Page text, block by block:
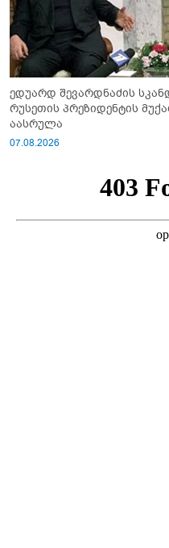
ედუარდ შევარდნაძის
რუსეთის პრეზიდენტის
აასრულა
07.08.2026